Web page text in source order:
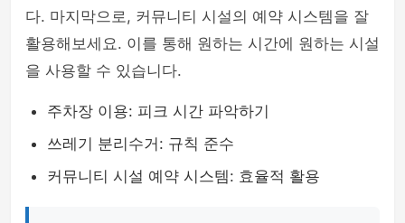
다. 마지막으로, 커뮤니티 시설의 예약 시스템을 잘
활용해보세요. 이를 통해 원하는 시간에 원하는 시설
을 사용할 수 있습니다.
주차장 이용: 피크 시간 파악하기
쓰레기 분리수거: 규칙 준수
커뮤니티 시설 예약 시스템: 효율적 활용